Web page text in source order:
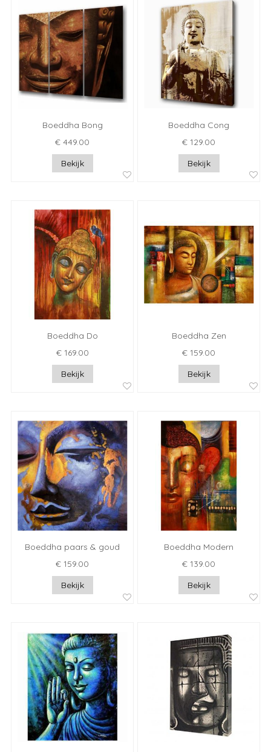
Boeddha Bong
€ 449.00
Bekijk
Boeddha Cong
€ 129.00
Bekijk
Boeddha Do
€ 169.00
Bekijk
Boeddha Zen
€ 159.00
Bekijk
Boeddha paars & goud
€ 159.00
Bekijk
Boeddha Modern
€ 139.00
Bekijk